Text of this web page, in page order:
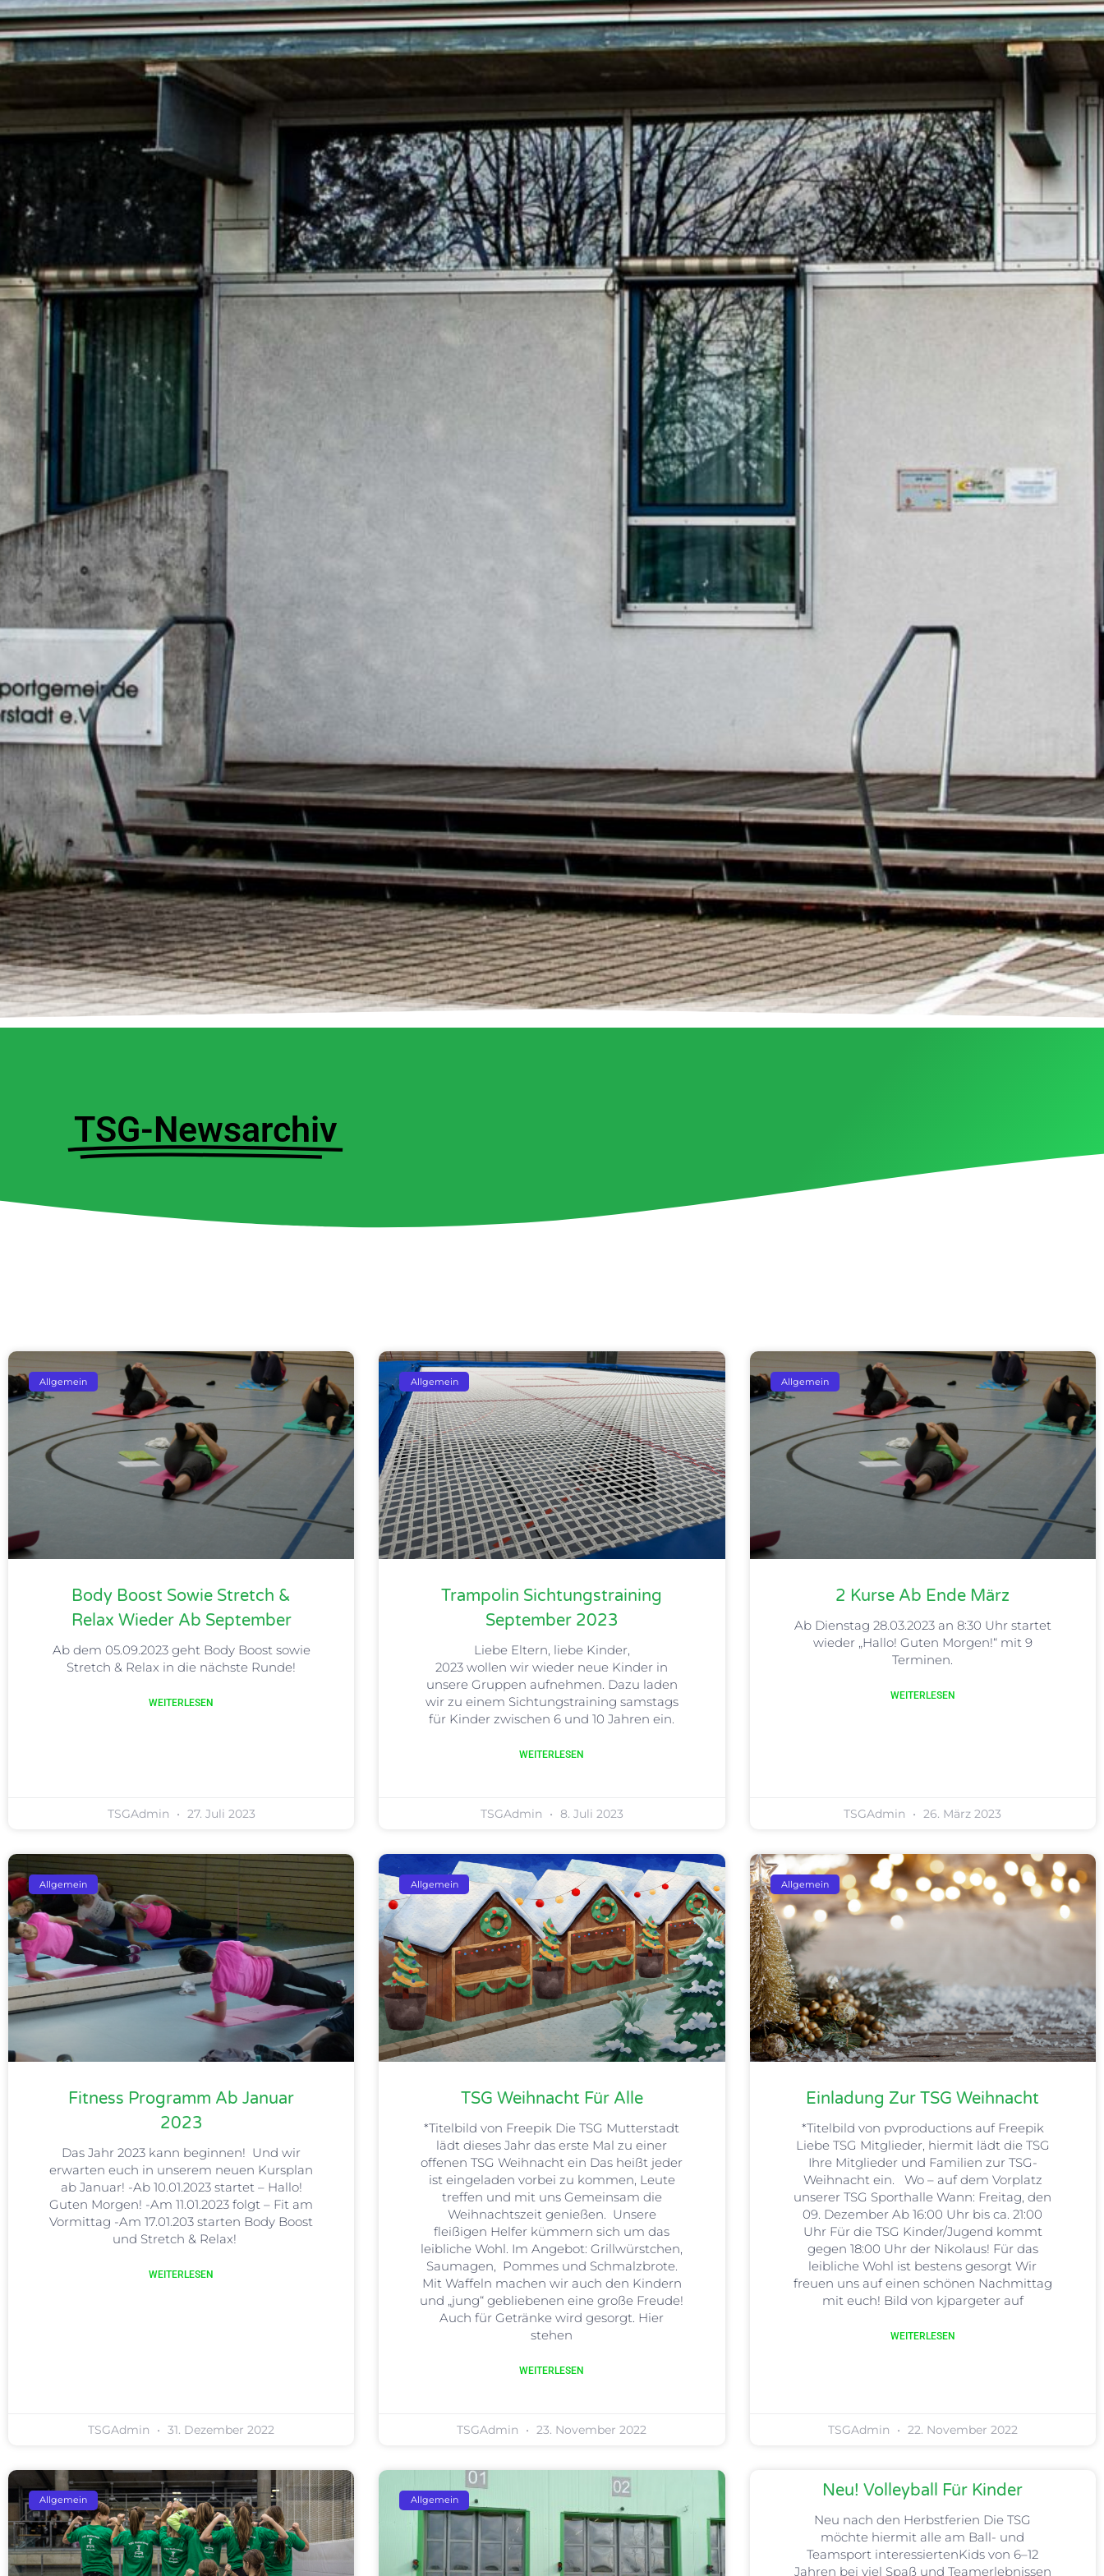
TSG-Newsarchiv
Allgemein
Body Boost Sowie Stretch &
Relax Wieder Ab September
Ab dem 05.09.2023 geht Body Boost sowie
Stretch & Relax in die nächste Runde!
WEITERLESEN
TSGAdmin 27. Juli 2023
Allgemein
Trampolin Sichtungstraining
September 2023
Liebe Eltern, liebe Kinder,
2023 wollen wir wieder neue Kinder in
unsere Gruppen aufnehmen. Dazu laden
wir zu einem Sichtungstraining samstags
für Kinder zwischen 6 und 10 Jahren ein.
WEITERLESEN
TSGAdmin 8. Juli 2023
Allgemein
2 Kurse Ab Ende März
Ab Dienstag 28.03.2023 an 8:30 Uhr startet
wieder „Hallo! Guten Morgen!“ mit 9
Terminen.
WEITERLESEN
TSGAdmin 26. März 2023
Allgemein
Fitness Programm Ab Januar
2023
Das Jahr 2023 kann beginnen! Und wir
erwarten euch in unserem neuen Kursplan
ab Januar! -Ab 10.01.2023 startet – Hallo!
Guten Morgen! -Am 11.01.2023 folgt – Fit am
Vormittag -Am 17.01.203 starten Body Boost
und Stretch & Relax!
WEITERLESEN
TSGAdmin 31. Dezember 2022
Allgemein
TSG Weihnacht Für Alle
*Titelbild von Freepik Die TSG Mutterstadt
lädt dieses Jahr das erste Mal zu einer
offenen TSG Weihnacht ein Das heißt jeder
ist eingeladen vorbei zu kommen, Leute
treffen und mit uns Gemeinsam die
Weihnachtszeit genießen. Unsere
fleißigen Helfer kümmern sich um das
leibliche Wohl. Im Angebot: Grillwürstchen,
Saumagen, Pommes und Schmalzbrote.
Mit Waffeln machen wir auch den Kindern
und „jung“ gebliebenen eine große Freude!
Auch für Getränke wird gesorgt. Hier
stehen
WEITERLESEN
TSGAdmin 23. November 2022
Allgemein
Einladung Zur TSG Weihnacht
*Titelbild von pvproductions auf Freepik
Liebe TSG Mitglieder, hiermit lädt die TSG
Ihre Mitglieder und Familien zur TSG-
Weihnacht ein. Wo – auf dem Vorplatz
unserer TSG Sporthalle Wann: Freitag, den
09. Dezember Ab 16:00 Uhr bis ca. 21:00
Uhr Für die TSG Kinder/Jugend kommt
gegen 18:00 Uhr der Nikolaus! Für das
leibliche Wohl ist bestens gesorgt Wir
freuen uns auf einen schönen Nachmittag
mit euch! Bild von kjpargeter auf
WEITERLESEN
TSGAdmin 22. November 2022
Allgemein Allgemein Neu! Volleyball Für Kinder
Neu nach den Herbstferien Die TSG
möchte hiermit alle am Ball- und
Teamsport interessiertenKids von 6–12
Jahren bei viel Spaß und Teamerlebnissen